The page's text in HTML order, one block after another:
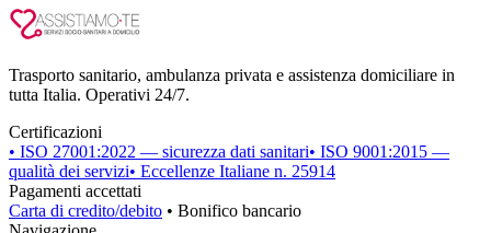
Trasporto sanitario, ambulanza privata e assistenza domiciliare in
tutta Italia. Operativi 24/7.
Certificazioni
• ISO 27001:2022 — sicurezza dati sanitari• ISO 9001:2015 —
qualità dei servizi• Eccellenze Italiane n. 25914
Pagamenti accettati
Carta di credito/debito • Bonifico bancario